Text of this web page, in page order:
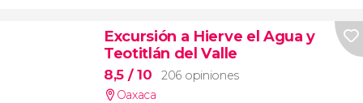
Excursión a Hierve el Agua y
Teotitlán del Valle
8,5 / 10
206 opiniones
Oaxaca